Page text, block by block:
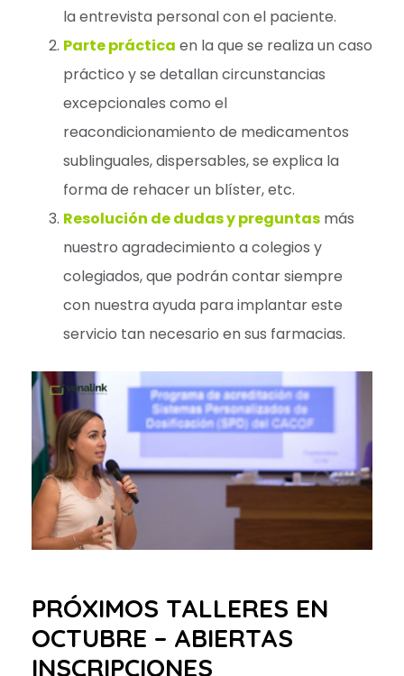
la entrevista personal con el paciente.
Parte práctica en la que se realiza un caso
práctico y se detallan circunstancias
excepcionales como el
reacondicionamiento de medicamentos
sublinguales, dispersables, se explica la
forma de rehacer un blíster, etc.
Resolución de dudas y preguntas más
nuestro agradecimiento a colegios y
colegiados, que podrán contar siempre
con nuestra ayuda para implantar este
servicio tan necesario en sus farmacias.
PRÓXIMOS TALLERES EN
OCTUBRE – ABIERTAS
INSCRIPCIONES